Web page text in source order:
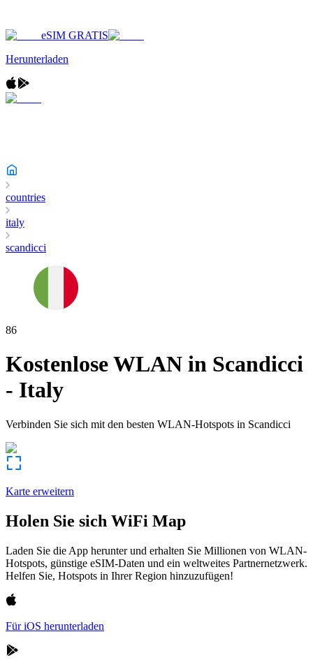
eSIM GRATIS
Herunterladen
countries
italy
scandicci
86
Kostenlose WLAN in Scandicci
- Italy
Verbinden Sie sich mit den besten WLAN-Hotspots in Scandicci
Karte erweitern
Holen Sie sich WiFi Map
Laden Sie die App herunter und erhalten Sie Millionen von WLAN-
Hotspots, günstige eSIM-Daten und ein weltweites Partnernetzwerk.
Helfen Sie, Hotspots in Ihrer Region hinzuzufügen!
Für iOS herunterladen